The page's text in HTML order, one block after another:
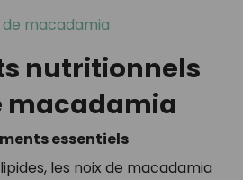
de macadamia
nutritionnels
macadamia
essentiels
les noix de macadamia